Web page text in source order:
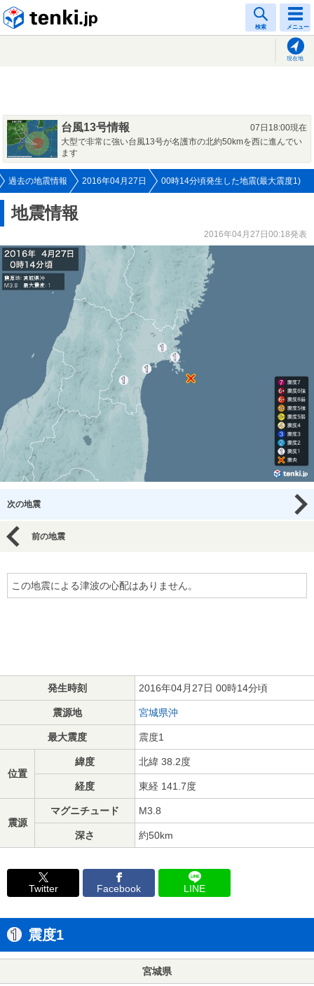
検索 メニュー
現在地
台風13号情報
07日18:00現在
大型で非常に強い台風13号が名護市の北約50kmを西に進んでい
ます
過去の地震情報 2016年04月27日 00時14分頃発生した地震(最大震度1)
地震情報
2016年04月27日00:18発表
次の地震
前の地震
この地震による津波の心配はありません。
発生時刻 2016年04月27日 00時14分頃
震源地 宮城県沖
最大震度 震度1
位置
緯度 北緯 38.2度
経度 東経 141.7度
震源
マグニチュード M3.8
深さ 約50km
Twitter Facebook LINE
震度1
宮城県